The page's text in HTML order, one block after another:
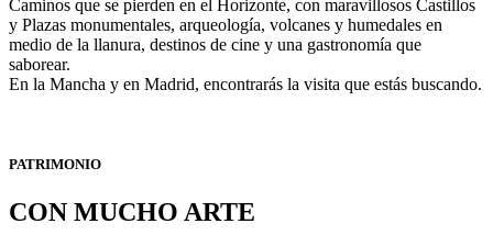
Caminos que se pierden en el Horizonte, con maravillosos Castillos
y Plazas monumentales, arqueología, volcanes y humedales en
medio de la llanura, destinos de cine y una gastronomía que
saborear.
En la Mancha y en Madrid, encontrarás la visita que estás buscando.
PATRIMONIO
CON MUCHO ARTE